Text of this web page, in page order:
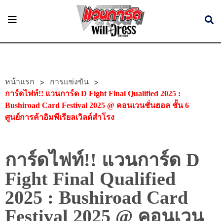
หน้าแรก > การแข่งขัน >
การ์ดไฟท์!! แวนการ์ด D Fight Final Qualified 2025 :
Bushiroad Card Festival 2025 @ คอนเวนชั่นฮอล ชั้น 6
ศูนย์การค้าอิมพีเรียลเวิลด์สำโรง
การ์ดไฟท์!! แวนการ์ด D
Fight Final Qualified
2025 : Bushiroad Card
Festival 2025 @ คอนเวน